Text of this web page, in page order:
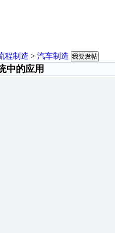
程制造 > 汽车制造 我要发帖
中的应用